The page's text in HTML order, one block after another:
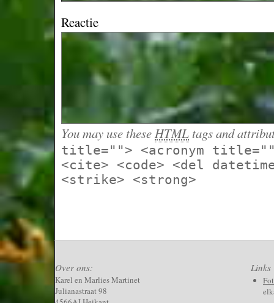
Reactie
You may use theseHTML tags and
title=""> <acronym
<cite> <code> <del
<strike> <strong>
Over ons:
Karel en Marlies Martinet
Julianastraat 98
Links